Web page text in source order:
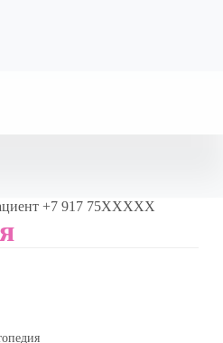
+7 917 75XXXXX